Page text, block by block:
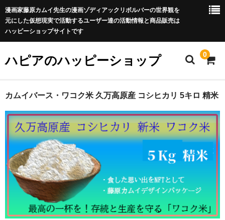
漫画家藤原カムイ先生の漫画ゾディアックリボルバーの世界観を
元にした仮想現実で活動するユーザー達の活動情報と商品販売は
ハッピーショップサイトです
ハピアのハッピーショップ 0
HAPPY SHOP 特定商取引法に基づく表記(利用規約)
プライバシーポリシー
お問い合わせフォーム
カート
カムイバース・ワコク米 久万高原産 コシヒカリ 5キロ 精米